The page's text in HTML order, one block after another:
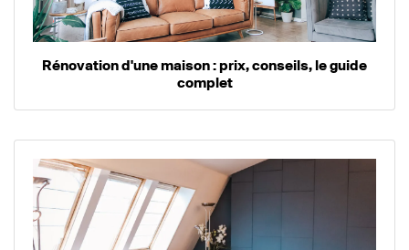
Rénovation d'une maison : prix, conseils, le guide
complet